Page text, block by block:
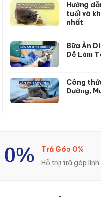
Hướng
tuổi và
nhất
Bữa Ăn
Dễ Làm
Công
Dưỡng,
Trả Góp 0%
Hỗ trợ trả góp linh